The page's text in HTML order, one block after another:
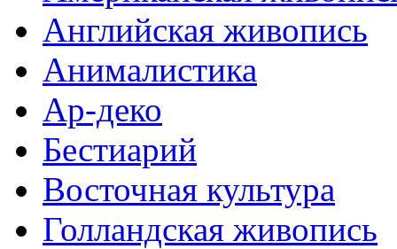
Английская живопись
Анималистика
Ар-деко
Бестиарий
Восточная культура
Голландская живопись